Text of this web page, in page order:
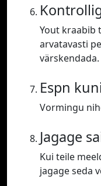
Yout kraabib
arvatavasti
värskendada.
Espn
Vormingu
Jagage
Kui teile
jagage seda